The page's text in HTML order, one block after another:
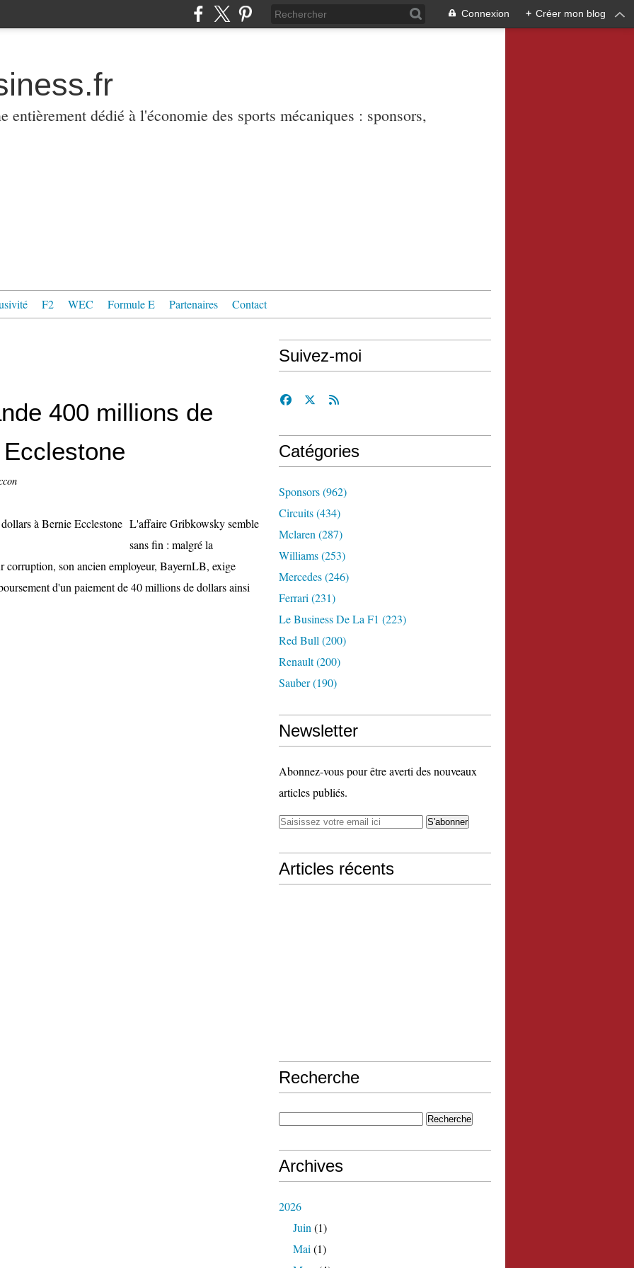
Connexion + Créer mon blog
entièrement dédié à l'économie des sports mécaniques : sponsors,
F2 WEC Formule E Partenaires Contact
400 millions de
L'affaire Gribkowsky semble
sans fin : malgré la
corruption, son ancien employeur, BayernLB, exige
d'un paiement de 40 millions de dollars ainsi
Suivez-moi
Catégories
Sponsors(962)
Circuits(434)
Mclaren (287)
Williams(253)
Mercedes(246)
Ferrari (231)
Le Business De La F1 (223)
Red Bull (200)
Renault(200)
Sauber(190)
Newsletter
Abonnez-vous pour être averti des nouveaux
articles publiés.
Articles récents
Recherche
Archives
2026
Juin (1)
Mai (1)